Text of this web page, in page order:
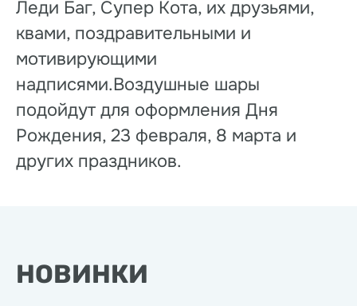
Леди Баг, Супер Кота, их друзьями,
квами, поздравительными и
мотивирующими
надписями.Воздушные шары
подойдут для оформления Дня
Рождения, 23 февраля, 8 марта и
других праздников.
НОВИНКИ